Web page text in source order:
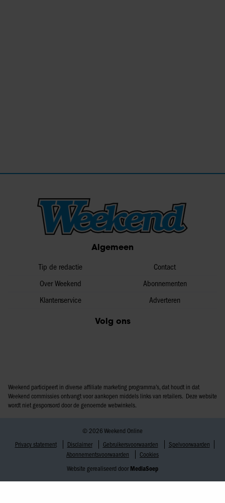
Algemeen
Tip de redactie
Over Weekend
Klantenservice
Contact
Abonnementen
Adverteren
Volg ons
Weekend participeert in diverse affiliate marketing programma’s, dat houdt in dat
Weekend commissies ontvangt voor aankopen middels links van retailers. Deze website
wordt niet gesponsord door de genoemde webwinkels.
© 2026 Weekend Online
Privacy statement
Disclaimer Gebruikersvoorwaarden
Spelvoorwaarden
Abonnementsvoorwaarden
Cookies
Website gerealiseerd door MediaSoep